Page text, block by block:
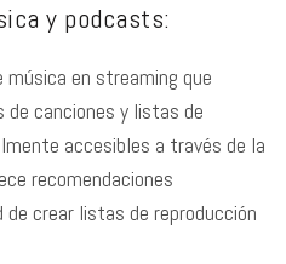
y podcasts:
música en streaming que
de canciones y listas de
accesibles a través de la
recomendaciones
de crear listas de reproducción